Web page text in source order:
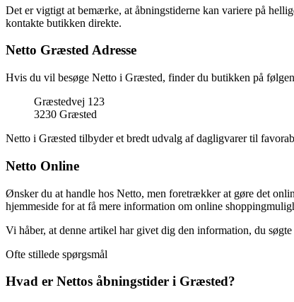
Det er vigtigt at bemærke, at åbningstiderne kan variere på
kontakte butikken direkte.
Netto Græsted Adresse
Hvis du vil besøge Netto i Græsted, finder du butikken på
Græstedvej 123
3230 Græsted
Netto i Græsted tilbyder et bredt udvalg af dagligvarer til
Netto Online
Ønsker du at handle hos Netto, men foretrækker at gøre det
hjemmeside for at få mere information om online
Vi håber, at denne artikel har givet dig den information, du
Ofte stillede spørgsmål
Hvad er Nettos åbningstider i Græsted?